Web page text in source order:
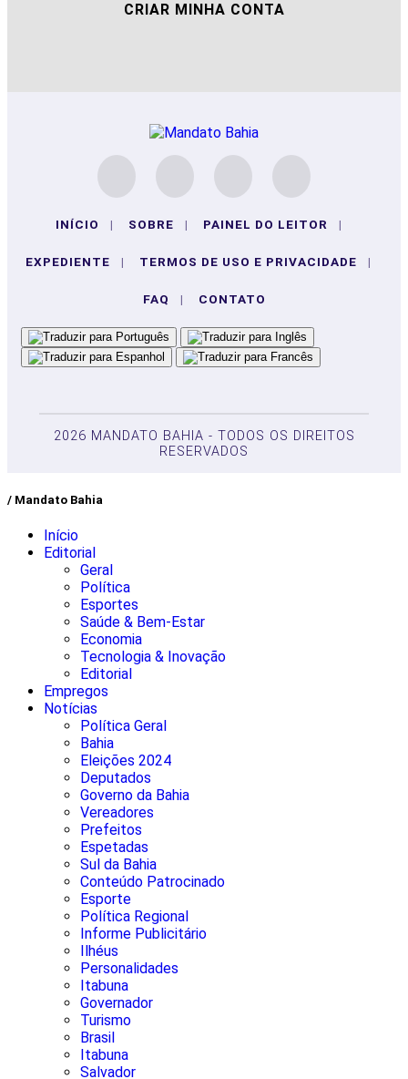
CRIAR MINHA CONTA
INÍCIO | SOBRE | PAINEL DO LEITOR |
EXPEDIENTE | TERMOS DE USO E PRIVACIDADE |
FAQ | CONTATO
2026 MANDATO BAHIA - TODOS OS DIREITOS
RESERVADOS
/ Mandato Bahia
Início
Editorial
Geral
Política
Esportes
Saúde & Bem-Estar
Economia
Tecnologia & Inovação
Editorial
Empregos
Notícias
Política Geral
Bahia
Eleições 2024
Deputados
Governo da Bahia
Vereadores
Prefeitos
Espetadas
Sul da Bahia
Conteúdo Patrocinado
Esporte
Política Regional
Informe Publicitário
Ilhéus
Personalidades
Itabuna
Governador
Turismo
Brasil
Itabuna
Salvador